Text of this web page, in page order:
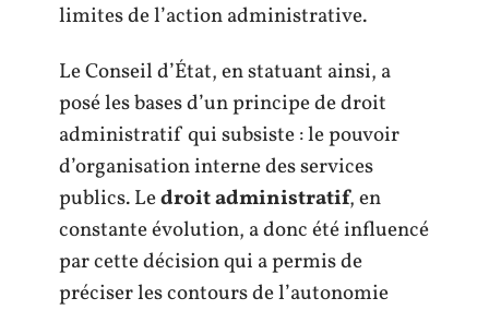
limites de l’action administrative.
Le Conseil d’État, en statuant ainsi, a
posé les bases d’un principe de droit
administratif qui subsiste : le pouvoir
d’organisation interne des services
publics. Ledroit administratif, en
constante évolution, a donc été influencé
par cette décision qui a permis de
préciser les contours de l’autonomie